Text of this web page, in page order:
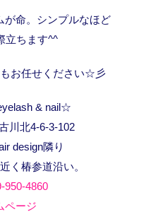
が命。シンプルなほど
立ちます^^
お任せください☆彡
& nail☆
川北4-6-3-102
design隣り
く椿参道沿い。
950-4860
ページ